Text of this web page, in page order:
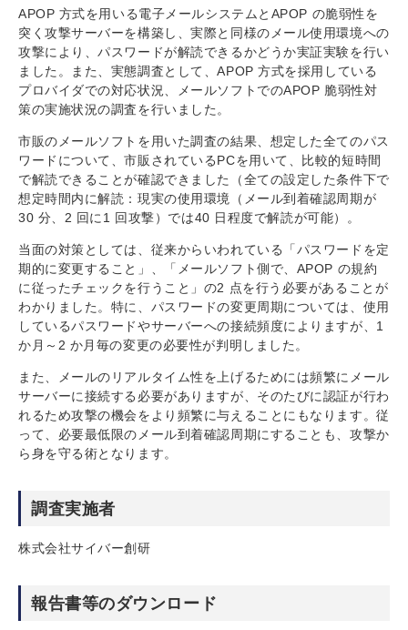
APOP 方式を用いる電子メールシステムとAPOP の脆弱性を
突く攻撃サーバーを構築し、実際と同様のメール使用環境への
攻撃により、パスワードが解読できるかどうか実証実験を行い
ました。また、実態調査として、APOP 方式を採用している
プロバイダでの対応状況、メールソフトでのAPOP 脆弱性対
策の実施状況の調査を行いました。
市販のメールソフトを用いた調査の結果、想定した全てのパス
ワードについて、市販されているPCを用いて、比較的短時間
で解読できることが確認できました（全ての設定した条件下で
想定時間内に解読：現実の使用環境（メール到着確認周期が
30 分、2 回に1 回攻撃）では40 日程度で解読が可能）。
当面の対策としては、従来からいわれている「パスワードを定
期的に変更すること」、「メールソフト側で、APOP の規約
に従ったチェックを行うこと」の2 点を行う必要があることが
わかりました。特に、パスワードの変更周期については、使用
しているパスワードやサーバーへの接続頻度によりますが、1
か月～2 か月毎の変更の必要性が判明しました。
また、メールのリアルタイム性を上げるためには頻繁にメール
サーバーに接続する必要がありますが、そのたびに認証が行わ
れるため攻撃の機会をより頻繁に与えることにもなります。従
って、必要最低限のメール到着確認周期にすることも、攻撃か
ら身を守る術となります。
調査実施者
株式会社サイバー創研
報告書等のダウンロード